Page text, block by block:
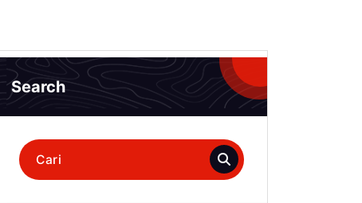
Search
Pencarian
untuk: